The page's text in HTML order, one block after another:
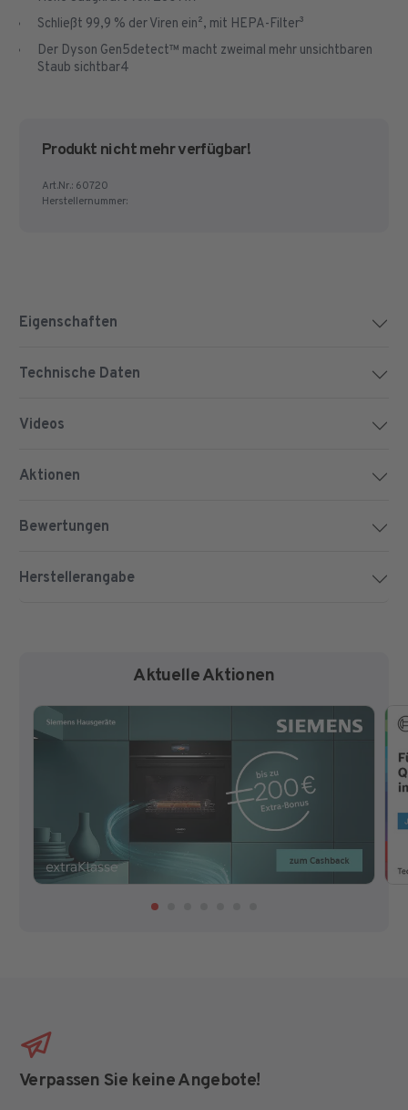
Bewertungen
Schließt 99,9 % der Viren ein², mit HEPA-Filter³
Der Dyson Gen5detect™ macht zweimal mehr unsichtbaren
Staub sichtbar4
Produkt nicht mehr verfügbar!
Art.Nr.:60720
Herstellernummer:
Eigenschaften
Technische Daten
Videos
Aktionen
Bewertungen
Herstellerangabe
Aktuelle Aktionen
Verpassen Sie keine Angebote!